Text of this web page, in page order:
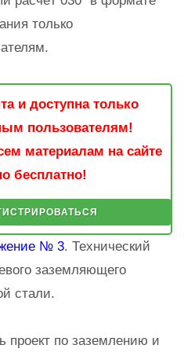
только
и доступна только
пользователям!
материалам на сайте
бесплатно!
№ 3. Технический
заземляющего
стали.
проект по заземлению и